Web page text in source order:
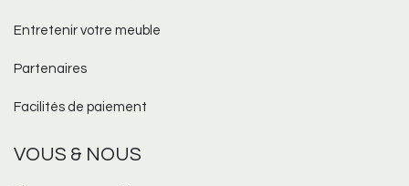
Entretenir votre meuble
Partenaires
Facilités de paiement
VOUS & NOUS